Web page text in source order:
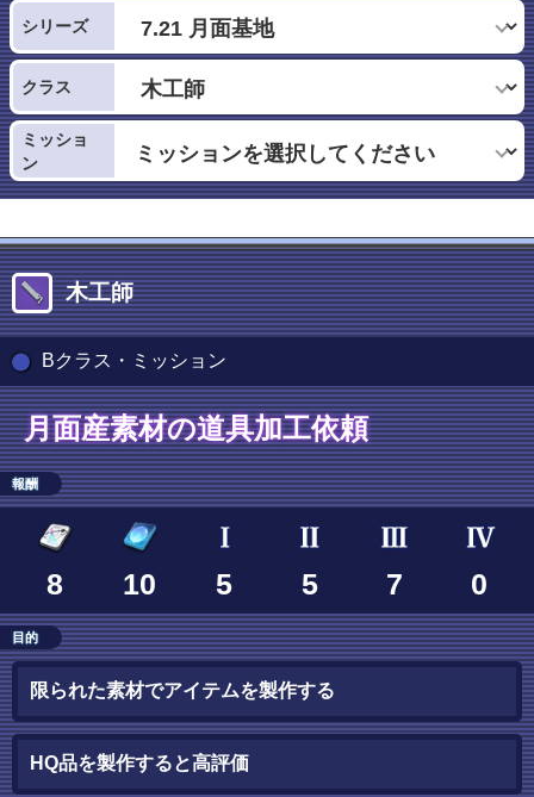
シリーズ
クラス
ミッショ
ン
木工師
Bクラス・ミッション
月面産素材の道具加工依頼
報酬
8 10 5 5 7 0
目的
限られた素材でアイテムを製作する
HQ品を製作すると高評価